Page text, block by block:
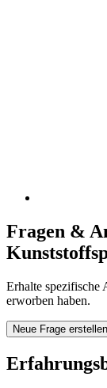
Fragen &
Erhalte spezifische
erworben haben.
Neue Frage erstellen